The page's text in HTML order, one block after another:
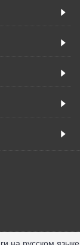
на русском языке